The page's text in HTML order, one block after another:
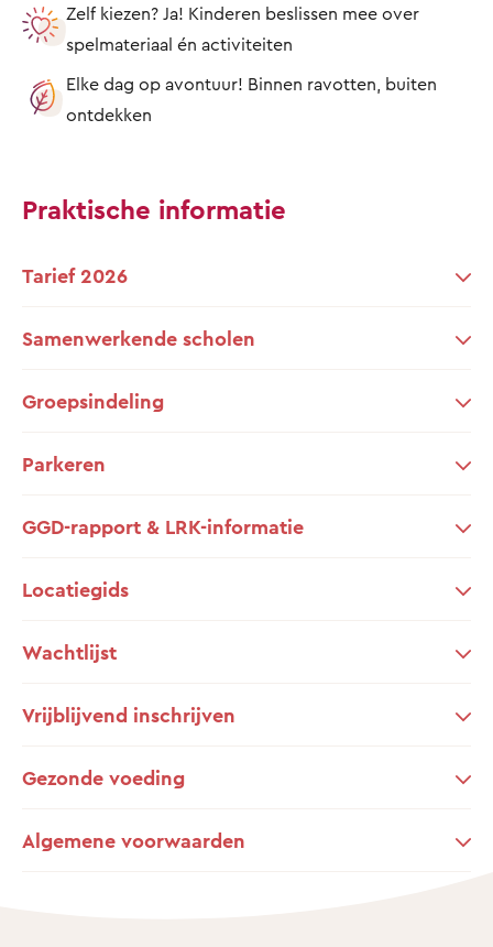
Zelf kiezen? Ja! Kinderen beslissen mee over
spelmateriaal én activiteiten
Elke dag op avontuur! Binnen ravotten, buiten
ontdekken
Praktische informatie
Tarief 2026
Samenwerkende scholen
Groepsindeling
Parkeren
GGD-rapport & LRK-informatie
Locatiegids
Wachtlijst
Vrijblijvend inschrijven
Gezonde voeding
Algemene voorwaarden